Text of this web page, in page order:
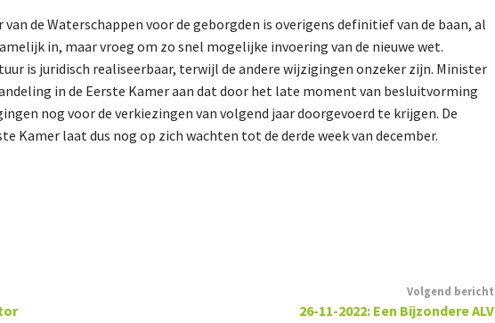
de Waterschappen voor de geborgden is overigens definitief van de baan, al
in, maar vroeg om zo snel mogelijke invoering van de nieuwe wet.
is juridisch realiseerbaar, terwijl de andere wijzigingen onzeker zijn. Minister
in de Eerste Kamer aan dat door het late moment van besluitvorming
nog voor de verkiezingen van volgend jaar doorgevoerd te krijgen. De
Kamer laat dus nog op zich wachten tot de derde week van december.
Volgend bericht
26-11-2022: Een Bijzondere ALV